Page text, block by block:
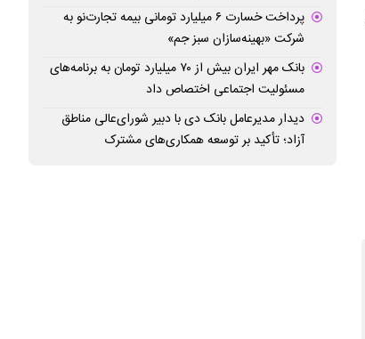
پرداخت خسارت ۶ میلیارد تومانی بیمه تجارت‌نو به
شرکت «بهینه‌سازان سبز جم»
بانک مهر ایران بیش از ۷۰ میلیارد تومان به برنامه‌های
مسئولیت اجتماعی اختصاص داد
دیدار مدیرعامل بانک دی با دبیر شورای‌عالی مناطق
آزاد؛ تأکید بر توسعه همکاری‌های مشترک